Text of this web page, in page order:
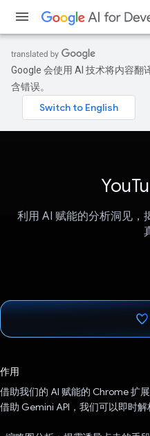
Google 会使用 AI 技术将内容翻
含错误。
利用 AI 赋能的分析洞见，
作用
借助我们的 AI 赋能的 Chrome 扩
借助 Gemini API，我们可以即时解